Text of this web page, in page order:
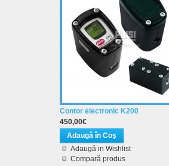
Contor electronic K200
450,00€
Adaugă in Wishlist
Compară produs